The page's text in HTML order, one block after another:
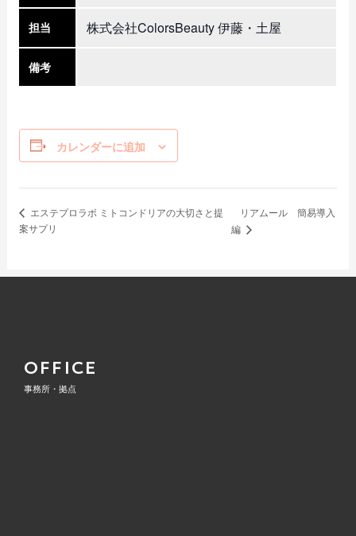
担当 株式会社ColorsBeauty 伊藤・土屋
備考
カレンダーに追加
エステプロラボ ミトコンドリアの大切さと提
案サプリ
リアムール 簡易導入
編
OFFICE
事務所・拠点